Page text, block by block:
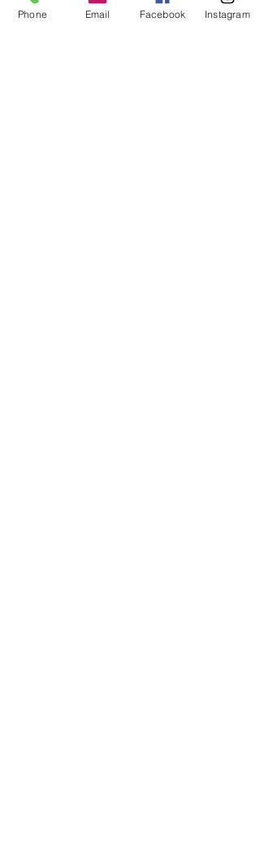
hellävaraisesti, vähentäen sähköisyyttä
Phone Email Facebook Instagram